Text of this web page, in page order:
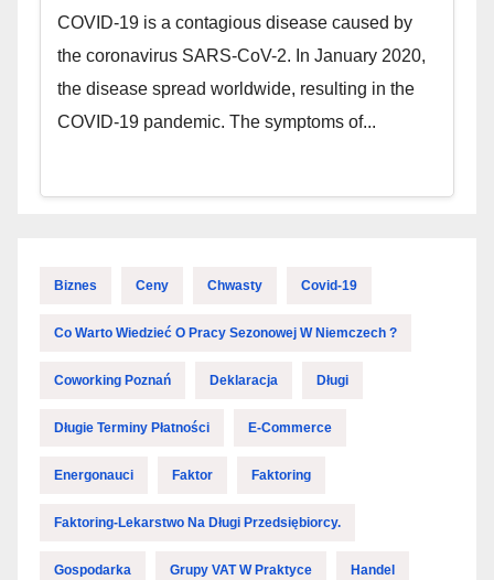
COVID-19 is a contagious disease caused by
the coronavirus SARS-CoV-2. In January 2020,
the disease spread worldwide, resulting in the
COVID-19 pandemic. The symptoms of...
Biznes Ceny Chwasty Covid-19
Co Warto Wiedzieć O Pracy Sezonowej W Niemczech ?
Coworking Poznań Deklaracja Długi
Długie Terminy Płatności E-Commerce
Energonauci Faktor Faktoring
Faktoring-Lekarstwo Na Długi Przedsiębiorcy.
Gospodarka Grupy VAT W Praktyce Handel